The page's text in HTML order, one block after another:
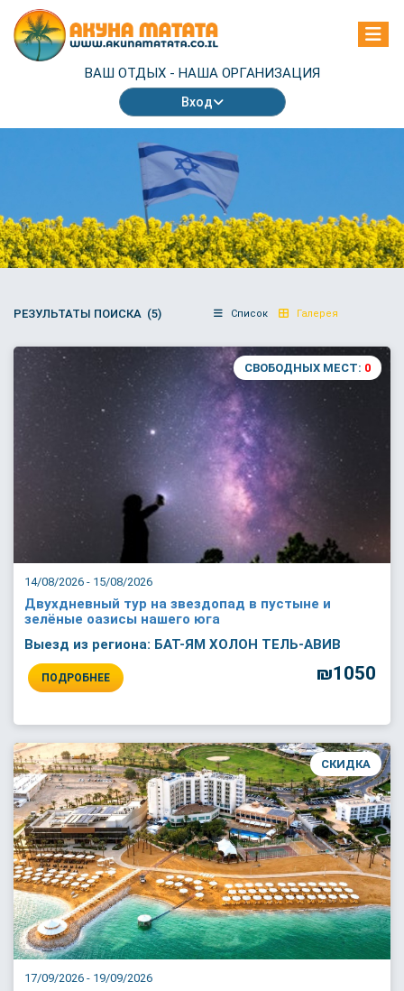
ВАШ ОТДЫХ - НАША ОРГАНИЗАЦИЯ
Вход
РЕЗУЛЬТАТЫ ПОИСКА (5) Список Галерея
14/08/2026 - 15/08/2026
СВОБОДНЫХ МЕСТ: 0
Двухдневный тур на звездопад в пустыне и
зелёные оазисы нашего юга
Выезд из региона: БАТ-ЯМ ХОЛОН ТЕЛЬ-АВИВ
ПОДРОБНЕЕ ₪1050
17/09/2026 - 19/09/2026
СКИДКА